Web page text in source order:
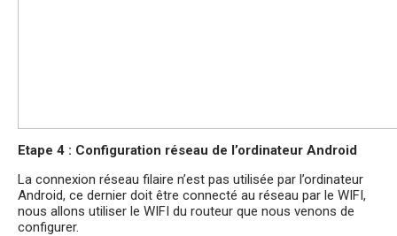
Etape 4 : Configuration réseau de l’ordinateur Android
La connexion réseau filaire n’est pas utilisée par l’ordinateur
Android, ce dernier doit être connecté au réseau par le WIFI,
nous allons utiliser le WIFI du routeur que nous venons de
configurer.